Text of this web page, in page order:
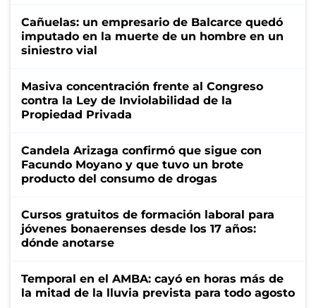
Cañuelas: un empresario de Balcarce quedó
imputado en la muerte de un hombre en un
siniestro vial
Masiva concentración frente al Congreso
contra la Ley de Inviolabilidad de la
Propiedad Privada
Candela Arizaga confirmó que sigue con
Facundo Moyano y que tuvo un brote
producto del consumo de drogas
Cursos gratuitos de formación laboral para
jóvenes bonaerenses desde los 17 años:
dónde anotarse
Temporal en el AMBA: cayó en horas más de
la mitad de la lluvia prevista para todo agosto